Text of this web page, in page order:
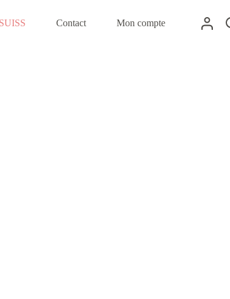
SUISS Contact Mon compte